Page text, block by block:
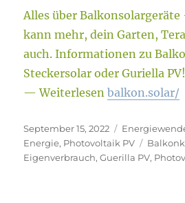
Alles über
kann mehr, dein Garten,
auch. Informationen zu
Steckersolar oder Guriella PV!
— Weiterlesenbalkon.solar/
Veröffentlicht
am
September 15, 2022 Kategorien
Energie, Photovoltaik PV
Eigenverbrauch,Guerilla PV,